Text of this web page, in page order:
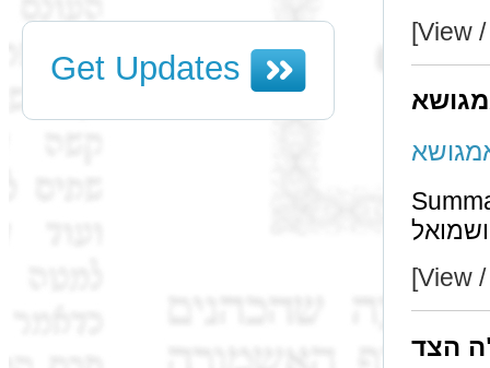
Get Updates
[View
[View
הצד